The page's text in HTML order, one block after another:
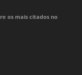
os mais citados no